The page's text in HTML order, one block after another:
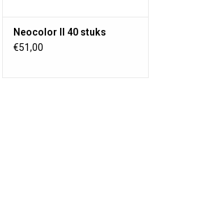
Neocolor II 40 stuks
€51,00